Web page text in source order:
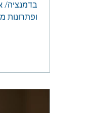
בדמנציה/
ופתרונות